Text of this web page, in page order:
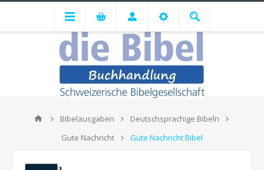
Bibelausgaben
Deutschsprachige Bibeln
Gute Nachricht
Gute Nachricht Bibel